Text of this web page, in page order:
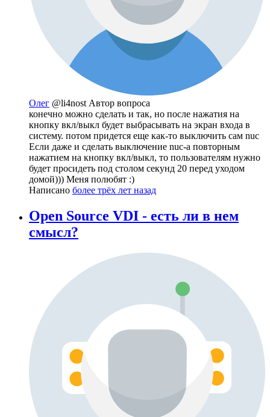
Олег @li4nost Автор вопроса
конечно можно сделать и так, но после нажатия на
кнопку вкл/выкл будет выбрасывать на экран входа в
систему. потом придется еще как-то выключить сам nuc
Если даже и сделать выключение nuc-а повторным
нажатием на кнопку вкл/выкл, то пользователям нужно
будет просидеть под столом секунд 20 перед уходом
домой))) Меня полюбят :)
Написано более трёх лет назад
Open Source VDI - есть ли в нем
смысл?